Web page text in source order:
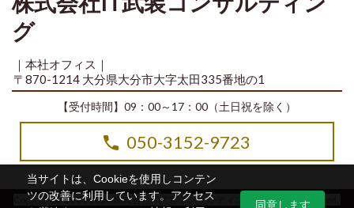
当サイトは、Cookieを使用しコンテン
ツの改善に利用しています。アクセス
同意します
グ
｜本社オフィス｜
〒870-1214 大分県大分市大字太田335番地の1
【受付時間】09：00～17：00（土日祝を除く）
050-3152-9723
Copyright© 2014-2026 株式会社IT武装コンサルティング All Rights Reserved.